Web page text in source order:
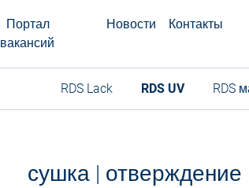
Портал
вакансий
Новости Контакты
RDS Lack RDS UV RDS
сушка | отверждение